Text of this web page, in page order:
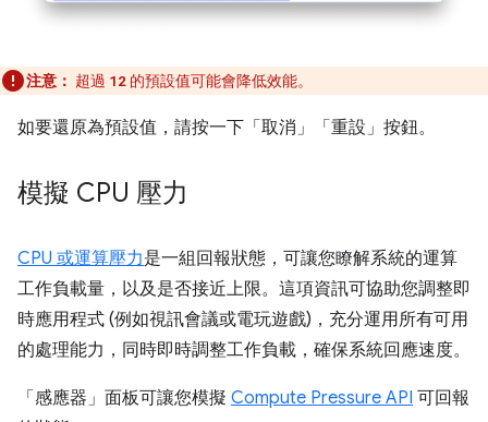
注意： 超過 12 的預設值可能會降低效能。
如要還原為預設值，請按一下「取消」 「重設」 按鈕。
模擬 CPU 壓力
CPU 或運算壓力是一組回報狀態，可讓您瞭解系統的運算
工作負載量，以及是否接近上限。這項資訊可協助您調整即
時應用程式 (例如視訊會議或電玩遊戲)，充分運用所有可用
的處理能力，同時即時調整工作負載，確保系統回應速度。
「感應器」 面板可讓您模擬 Compute Pressure API 可回報